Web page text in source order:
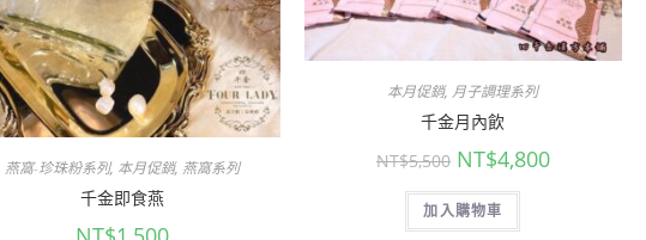
燕窩-珍珠粉系列, 本月促銷, 燕窩系列
千金即食燕
本月促銷, 月子調理系列
千金月內飲
NT$5,500 NT$4,800
加入購物車